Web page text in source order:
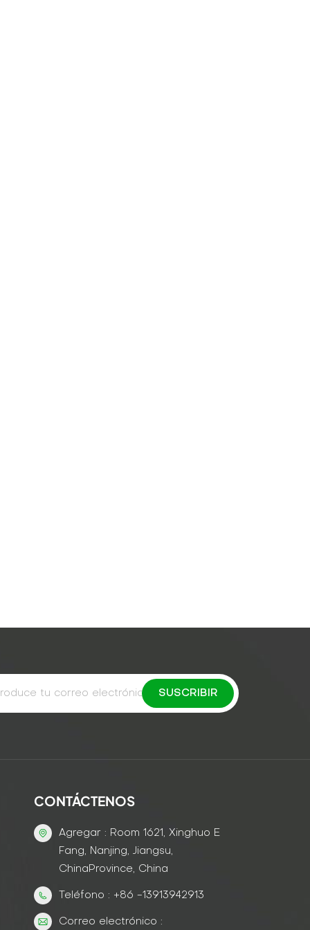
CONTÁCTENOS
Agregar : Room 1621, Xinghuo E
Fang, Nanjing, Jiangsu,
ChinaProvince, China
Teléfono : +86 -13913942913
Correo electrónico :